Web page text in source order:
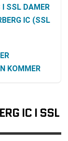
I SSL DAMER
IC (SSL
KOMMER
IC I SSL